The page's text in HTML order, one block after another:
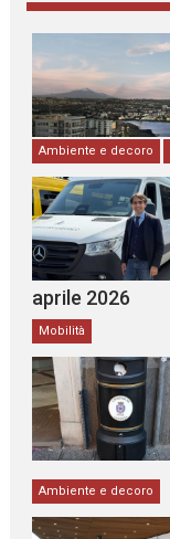
Ambiente e decoro
aprile 2026
Mobilità
Ambiente e decoro